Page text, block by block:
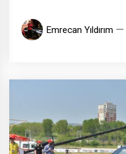
Emrecan Yıldırım